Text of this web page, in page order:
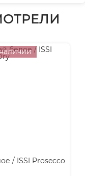
/ ISSI Prosecco